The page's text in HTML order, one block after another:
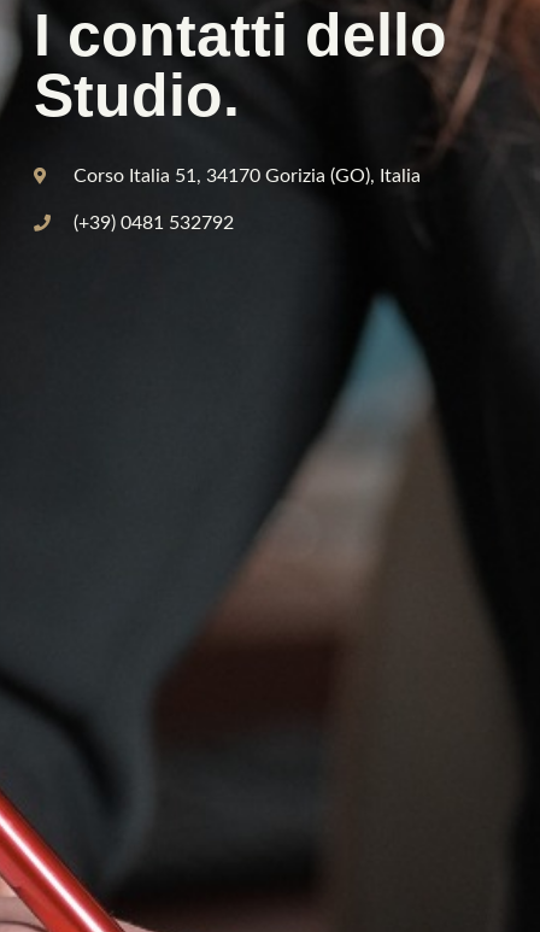
I contatti dello
Studio.
Corso Italia 51, 34170 Gorizia (GO), Italia
(+39) 0481 532792